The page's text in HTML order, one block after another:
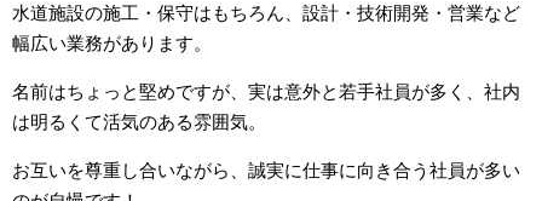
水道施設の施工・保守はもちろん、設計・技術開発・営業など
幅広い業務があります。
名前はちょっと堅めですが、実は意外と若手社員が多く、社内
は明るくて活気のある雰囲気。
お互いを尊重し合いながら、誠実に仕事に向き合う社員が多い